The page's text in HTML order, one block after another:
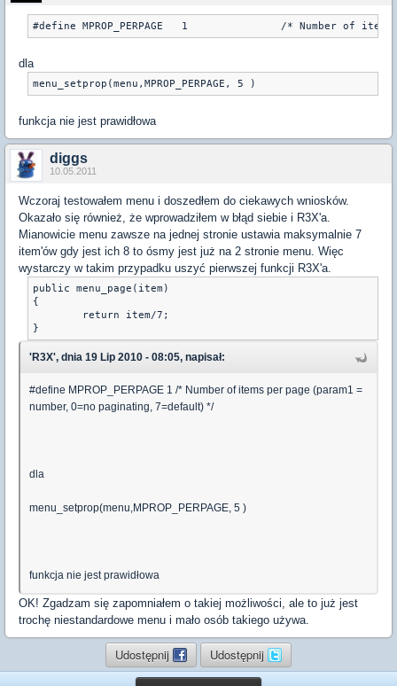
#define
dla
menu_setprop(menu,MPROP_PERPAGE, 5 )
funkcja nie jest prawidłowa
diggs
10.05.2011
Wczoraj testowałem menu i doszedłem do ciekawych wniosków.
Okazało się również, że wprowadziłem w błąd siebie i R3X'a.
Mianowicie menu zawsze na jednej stronie ustawia maksymalnie 7
item'ów gdy jest ich 8 to ósmy jest już na 2 stronie menu. Więc
wystarczy w takim przypadku uszyć pierwszej funkcji R3X'a.
public menu_page(item)
{
}
'R3X', dnia 19 Lip 2010 - 08:05, napisał:
#define MPROP_PERPAGE 1 /* Number of items per page (param1 =
number, 0=no paginating, 7=default) */
dla
menu_setprop(menu,MPROP_PERPAGE, 5 )
funkcja nie jest prawidłowa
OK! Zgadzam się zapomniałem o takiej możliwości, ale to już jest
trochę niestandardowe menu i mało osób takiego używa.
Udostępnij Udostępnij